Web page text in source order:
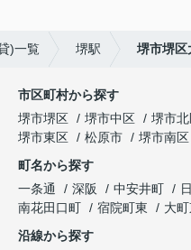
)一覧 堺駅 堺市堺
市区町村から探す
堺市堺区
堺市中区 堺市
堺市東区
松原市 堺市南区
町名から探す
一条通
深阪 中安井町
南花田口町
宿院町東 大
沿線から探す